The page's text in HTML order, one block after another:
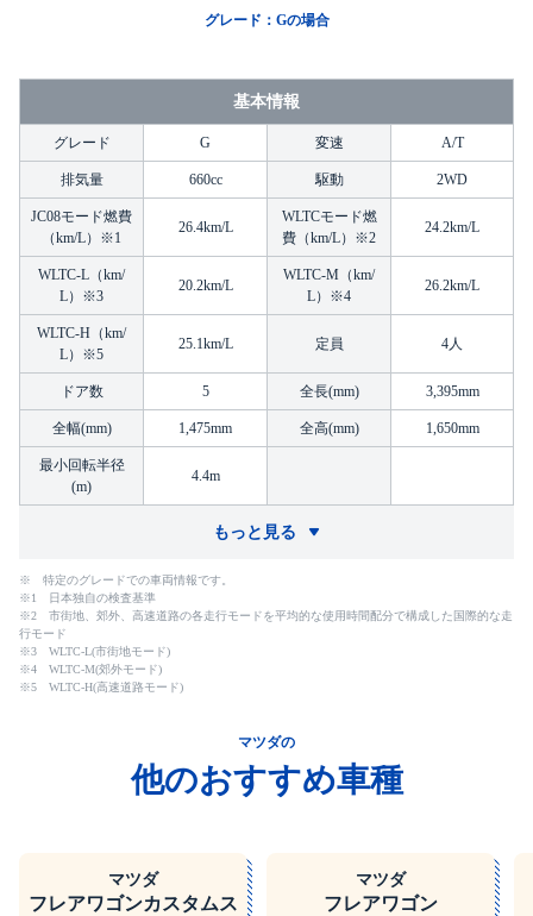
グレード：Gの場合
基本情報
グレード G 変速 A/T
排気量 660cc 駆動 2WD
JC08モード燃費
（km/L）※1
26.4km/L
WLTCモード燃
費（km/L）※2
24.2km/L
WLTC-L（km/
L）※3
20.2km/L
WLTC-M（km/
L）※4
26.2km/L
WLTC-H（km/
L）※5
25.1km/L 定員 4人
ドア数 5 全長(mm) 3,395mm
全幅(mm) 1,475mm 全高(mm) 1,650mm
最小回転半径
(m)
4.4m
もっと見る
※ 特定のグレードでの車両情報です。
※1 日本独自の検査基準
※2 市街地、郊外、高速道路の各走行モードを平均的な使用時間配分で構成した国際的な走
行モード
※3 WLTC-L(市街地モード)
※4 WLTC-M(郊外モード)
※5 WLTC-H(高速道路モード)
マツダの
他のおすすめ車種
マツダ
フレアワゴンカスタムス
マツダ
フレアワゴン